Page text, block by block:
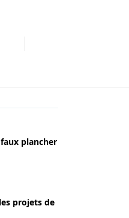
plancher
projets de